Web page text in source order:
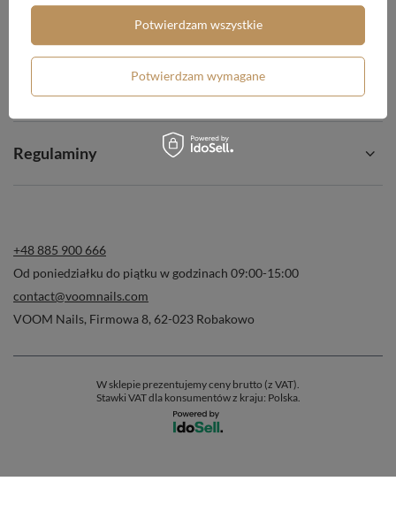
Konto
Regulaminy
+48 885 900 666
Od poniedziałku do piątku w godzinach 09:00-15:00
contact@voomnails.com
VOOM Nails, Firmowa 8, 62-023 Robakowo
W sklepie prezentujemy ceny brutto (z VAT).
Stawki VAT dla konsumentów z kraju: Polska.
Potwierdzam wymagane
Potwierdzam wszystkie